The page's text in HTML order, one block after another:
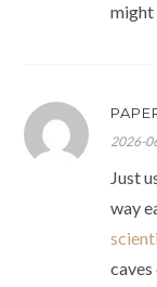
2026-
Just
way